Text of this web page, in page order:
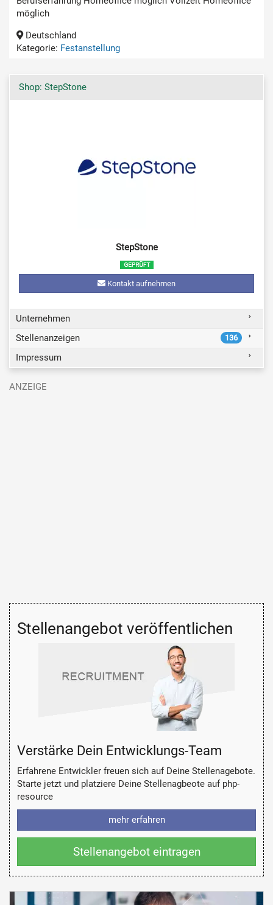
möglich
Deutschland
Kategorie: Festanstellung
Shop: StepStone
StepStone
Kontakt aufnehmen
Unternehmen
Stellenanzeigen
136
Impressum
Stellenangebot veröffentlichen
Verstärke Dein Entwicklungs-Team
Erfahrene Entwickler freuen sich auf Deine Stellenagebote.
Starte jetzt und platziere Deine Stellenagbeote auf php-
resource
mehr erfahren
Stellenangebot eintragen